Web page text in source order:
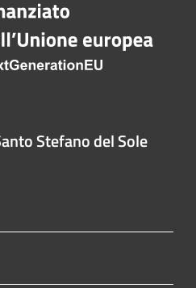
Stefano del Sole